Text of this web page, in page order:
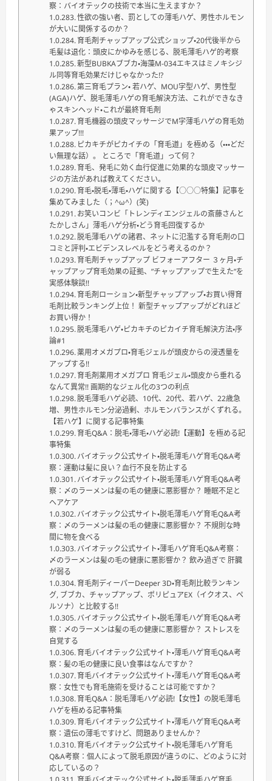
察：バイオテックの技術で本当に生えますか？
性欲の強い者、罰としての薄毛ハゲ、男性ホルモン
が大いに関係するのか？
育毛剤チャップアップ公式ショップ・20代後半から
毛髪は退化：頭皮にかゆみを感じる、脱毛薄毛ハゲ的考察
新型BUBKAブブカ・海藻M-034エキスはミノキシジ
ル同等育毛効果だけじゃなかった⁉
第三育毛プラン・ 若ハゲ、MOU字型ハゲ、男性型
(AGA)ハゲ、脱毛薄毛ハゲの育毛解決方法、これができなき
ゃスキンヘッド・これが最終育毛剤
育毛機器の頭皮マッサージでM字薄毛ハゲの育毛効
果アップ!!!
ピカキチがピカイチの「育毛道」を極める（・・・どだ
い無理な話）。 ところで「育毛道」って何？
育毛、発毛に効く血行促進に効果的な頭皮マッサー
ジの方法があれば教えてください。
育毛・脱毛・薄毛・ハゲに関する【○○○特集】記事を
集めてみました（；^ω^）(笑)
お笑いコンビ「トレンディエンジェルの斎藤さんと
たかしさん」薄毛ハゲ分析・どう育毛回復するか
脱毛薄毛ハゲの諸君、ネットに氾濫する育毛剤の口
コミと評判・エビデンスレベルをどう考えるのか？
育毛剤チャップアップ ビフォーアフター ３ヶ月・チ
ャップアップ育毛効果の証拠、”チャップアップで生えた”を
実感体験談!!
育毛剤ローション・新型チャップアップ・お買い得育
毛剤比較ランキング上位！ 新型チャップアップがどれほど
お買い得か！
脱毛薄毛ハゲ・ピカキチのピカイチ育毛解決方法・序
論#1
薬用オメガプロ・育毛ジェルが頭皮からの浸透量を
アップする!!
育毛剤薬用オメガプロ 育毛ジェル・頭皮から垂れる
なんて異常!! 画期的なジェル化の3つの利点
脱毛薄毛ハゲ必読、10代、20代、若ハゲ、22歳急
増、男性ホルモン分泌過剰、ホルモンバランスがくずれる。
【若ハゲ】に関する記事特集
育毛Q&A：脱毛・薄毛・ハゲ必読!【運動】を極める記
事特集
バイオテック公式サイト・脱毛薄毛ハゲ育毛Q&A考
察：運動は髪に良い？血行不良を防止する
バイオテック公式サイト・脱毛薄毛ハゲ育毛Q&A考
察：〆のラーメンは髪の毛の健康に悪影響か？ 睡眠不足と
ヘアケア
バイオテック公式サイト・脱毛薄毛ハゲ育毛Q&A考
察：〆のラーメンは髪の毛の健康に悪影響か？ 不規則な時
間に物を食べる
バイオテック公式サイト・薄毛ハゲ育毛Q&A考察：
〆のラーメンは髪の毛の健康に悪影響か？ 飲み過ぎで 肝臓
が弱る
育毛剤ディーパーDeeper 3D・育毛剤比較ランキン
グ, ブブカ、チャップアップ、ポリピュアEX（イクオス、ペ
ルソナ）と比較する!!
バイオテック公式サイト・脱毛薄毛ハゲ育毛Q&A考
察：〆のラーメンは髪の毛の健康に悪影響か？ ストレスを
自覚する
育毛バイオテック公式サイト・薄毛ハゲ育毛Q&A考
察：髪の毛の健康に良い食事はなんですか？
育毛バイオテック公式サイト・薄毛ハゲ育毛Q&A考
察：女性でも育毛施術を受けることは可能ですか？
育毛Q&A：脱毛薄毛ハゲ必読!【女性】の脱毛薄毛
ハゲを極める記事特集
育毛バイオテック公式サイト・薄毛ハゲ育毛Q&A考
察：遺伝の薄毛ですけど、問題ありませんか？
育毛バイオテック公式サイト・脱毛薄毛ハゲ育毛
Q&A考察：個人によって脱毛原因が違うのに、どのように対
応しているの？